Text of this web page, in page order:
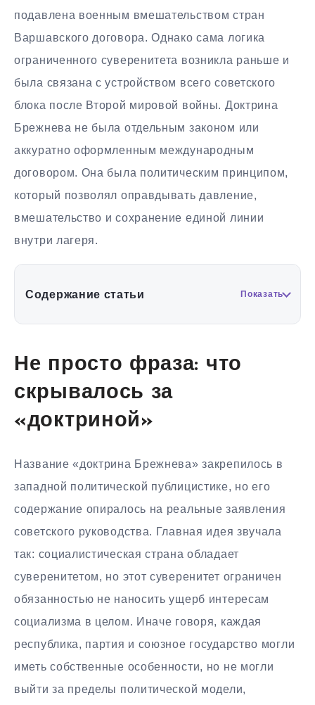
подавлена военным вмешательством стран
Варшавского договора. Однако сама логика
ограниченного суверенитета возникла раньше и
была связана с устройством всего советского
блока после Второй мировой войны. Доктрина
Брежнева не была отдельным законом или
аккуратно оформленным международным
договором. Она была политическим принципом,
который позволял оправдывать давление,
вмешательство и сохранение единой линии
внутри лагеря.
Содержание статьи Показать
Не просто фраза: что
скрывалось за
«доктриной»
Название «доктрина Брежнева» закрепилось в
западной политической публицистике, но его
содержание опиралось на реальные заявления
советского руководства. Главная идея звучала
так: социалистическая страна обладает
суверенитетом, но этот суверенитет ограничен
обязанностью не наносить ущерб интересам
социализма в целом. Иначе говоря, каждая
республика, партия и союзное государство могли
иметь собственные особенности, но не могли
выйти за пределы политической модели,